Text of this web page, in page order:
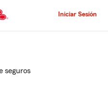
al
principal
Iniciar Sesión